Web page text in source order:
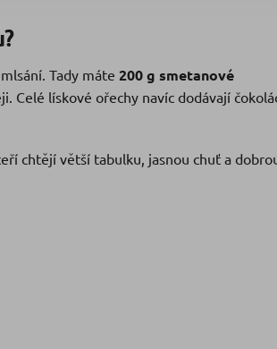
Tady máte 200 g smetanové
Celé lískové ořechy navíc dodávají
chtějí větší tabulku, jasnou chuť a